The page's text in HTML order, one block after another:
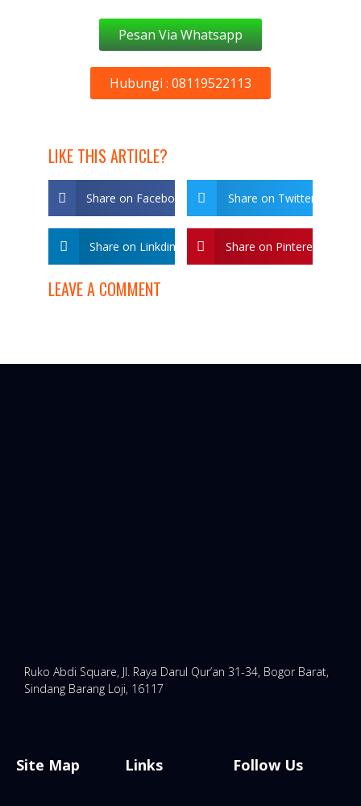
Pesan Via Whatsapp
Hubungi : 08119522113
LIKE THIS ARTICLE?
Share on Facebook Share on Twitter
Share on Linkdin Share on Pinterest
LEAVE A COMMENT
Ruko Abdi Square, Jl. Raya Darul Qur’an 31-34, Bogor Barat,
Sindang Barang Loji, 16117
Site Map Links Follow Us